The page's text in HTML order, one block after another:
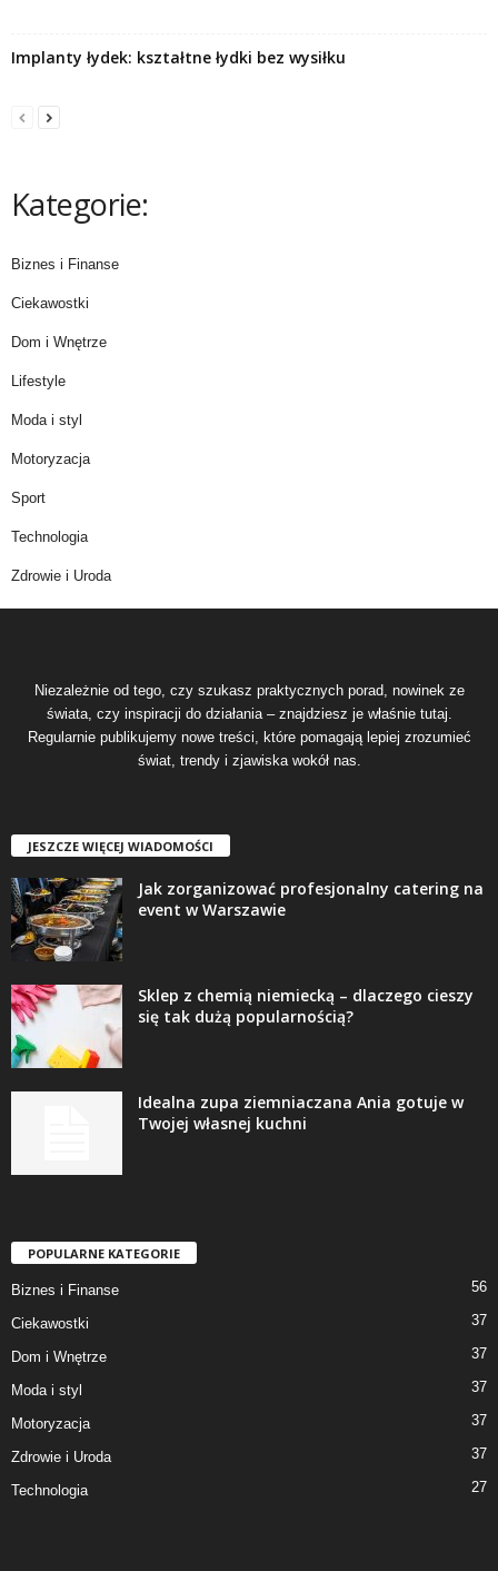
Implanty łydek: kształtne łydki bez wysiłku
Kategorie:
Biznes i Finanse
Ciekawostki
Dom i Wnętrze
Lifestyle
Moda i styl
Motoryzacja
Sport
Technologia
Zdrowie i Uroda
Niezależnie od tego, czy szukasz praktycznych porad, nowinek ze
świata, czy inspiracji do działania – znajdziesz je właśnie tutaj.
Regularnie publikujemy nowe treści, które pomagają lepiej zrozumieć
świat, trendy i zjawiska wokół nas.
JESZCZE WIĘCEJ WIADOMOŚCI
Jak zorganizować profesjonalny catering na
event w Warszawie
Sklep z chemią niemiecką – dlaczego cieszy
się tak dużą popularnością?
Idealna zupa ziemniaczana Ania gotuje w
Twojej własnej kuchni
POPULARNE KATEGORIE
Biznes i Finanse 56
Ciekawostki 37
Dom i Wnętrze 37
Moda i styl 37
Motoryzacja 37
Zdrowie i Uroda 37
Technologia 27